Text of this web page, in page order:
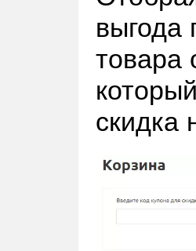
выгода
товара
скидка